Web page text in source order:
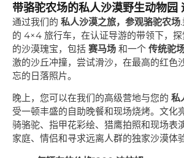
带骆驼农场的私人沙漠野生动物园
通过我们的 私人沙漠之旅，参观骆驼农场
的 4×4 旅行车，在认证导游的带领下，
的沙漠瑰宝，包括 赛马场 和一个 传统驼
激的沙丘冲撞，尝试滑沙，在最高的红色
忘的日落照片。
晚上，您可以在我们的高级营地与您的 私
受一顿丰盛的自助晚餐和现场烧烤。文化
骑骆驼、指甲花彩绘、猎鹰拍照和现场表
家庭、情侣和寻求远离人群的独家沙漠体